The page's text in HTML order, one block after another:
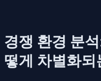
경쟁 환경 분
떻게 차별화되